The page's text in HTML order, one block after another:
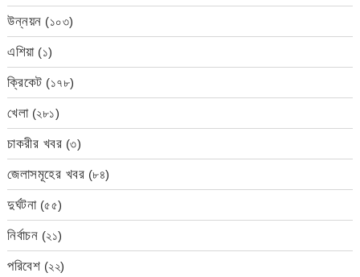
উন্নয়ন (১০৩)
এশিয়া(১)
ক্রিকেট (১৭৮)
খেলা(২৮১)
চাকরীর খবর (৩)
জেলাসমূহের খবর (৮৪)
দুর্ঘটনা(৫৫)
নির্বাচন (২১)
পরিবেশ (২২)